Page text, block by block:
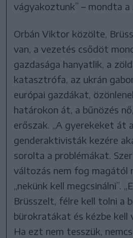
vágyakoztunk” – mondta a
Orbán Viktor közölte,
van, a vezetés csődöt
gazdasága hanyatlik, a
katasztrófa, az ukrán
európai gazdákat,
határokon át, a bűnözés
erőszak. „A gyerekeket át
genderaktivisták kezére
sorolta a problémákat.
változás nem fog magától
„nekünk kell megcsinálni”.
Brüsszelt, félre kell tolni a
bürokratákat és kézbe kell
Ha ezt nem tesszük,